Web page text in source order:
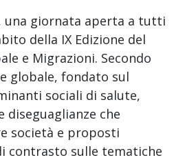
una giornata aperta a tutti
della IX Edizione del
e Migrazioni. Secondo
globale, fondato sul
sociali di salute,
diseguaglianze che
società e proposti
contrasto sulle tematiche